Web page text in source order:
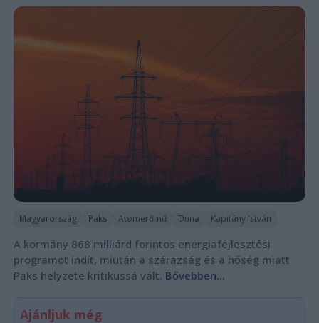
Magyarország Paks Atomerőmű Duna Kapitány István
A kormány 868 milliárd forintos energiafejlesztési
programot indít, miután a szárazság és a hőség miatt
Paks helyzete kritikussá vált. Bővebben...
Ajánljuk még